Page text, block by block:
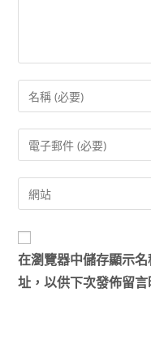
在瀏覽器中儲存顯示
址，以供下次發佈留言